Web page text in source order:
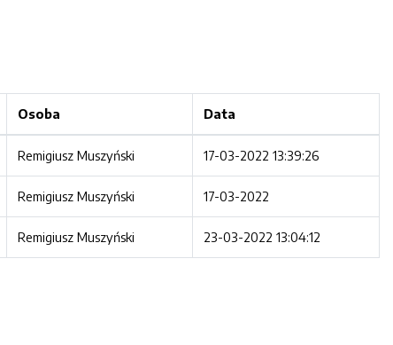
Osoba Data
Remigiusz Muszyński 17-03-2022 13:39:26
Remigiusz Muszyński 17-03-2022
Remigiusz Muszyński 23-03-2022 13:04:12